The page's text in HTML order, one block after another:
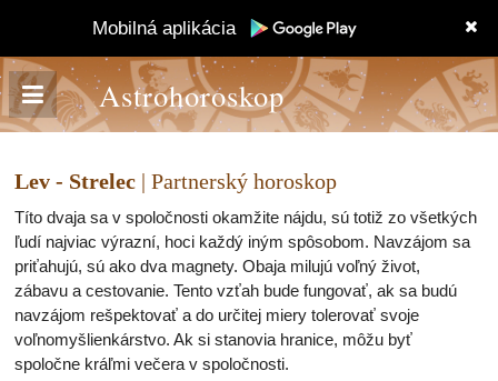
Mobilná aplikácia
Astrohoroskop
Lev - Strelec | Partnerský horoskop
Títo dvaja sa v spoločnosti okamžite nájdu, sú totiž zo všetkých
ľudí najviac výrazní, hoci každý iným spôsobom. Navzájom sa
priťahujú, sú ako dva magnety. Obaja milujú voľný život,
zábavu a cestovanie. Tento vzťah bude fungovať, ak sa budú
navzájom rešpektovať a do určitej miery tolerovať svoje
voľnomyšlienkárstvo. Ak si stanovia hranice, môžu byť
spoločne kráľmi večera v spoločnosti.